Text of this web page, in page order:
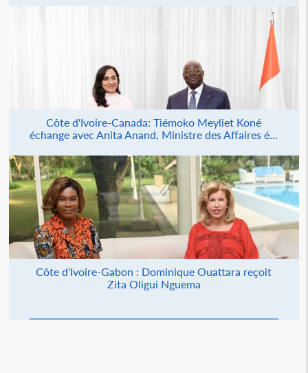
Côte d'Ivoire-Canada: Tiémoko Meyliet Koné
échange avec Anita Anand, Ministre des Affaires é...
Côte d'Ivoire-Gabon : Dominique Ouattara reçoit
Zita Oligui Nguema